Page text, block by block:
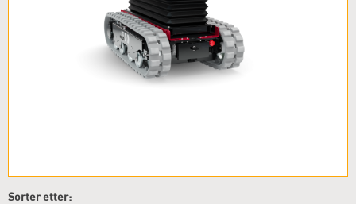
Sorter etter: